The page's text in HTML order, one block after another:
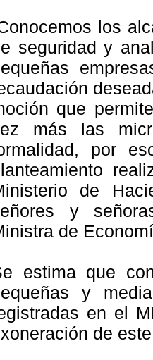
los
seguridad y
que
más las
por
de
y
de
estima que
y
en el
de